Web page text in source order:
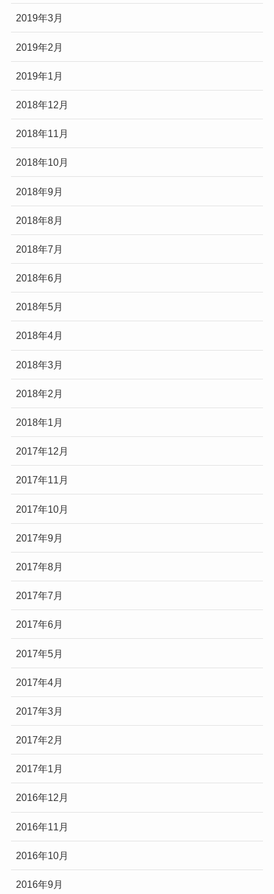
2019年3月
2019年2月
2019年1月
2018年12月
2018年11月
2018年10月
2018年9月
2018年8月
2018年7月
2018年6月
2018年5月
2018年4月
2018年3月
2018年2月
2018年1月
2017年12月
2017年11月
2017年10月
2017年9月
2017年8月
2017年7月
2017年6月
2017年5月
2017年4月
2017年3月
2017年2月
2017年1月
2016年12月
2016年11月
2016年10月
2016年9月